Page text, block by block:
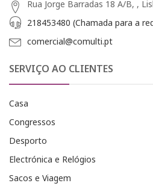
Rua Jorge Barradas 18 A/B, ,
218453480 (Chamada para a
comercial@comulti.pt
SERVIÇO AO CLIENTES
Casa
Congressos
Desporto
Electrónica e Relógios
Sacos e Viagem